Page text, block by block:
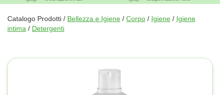
Catalogo Prodotti / Bellezza e Igiene / Corpo / Igiene / Igiene
intima / Detergenti